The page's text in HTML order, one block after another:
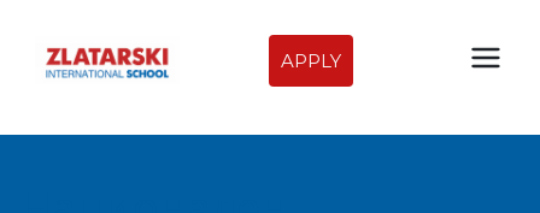
content
Zlatarski
International
APPLY